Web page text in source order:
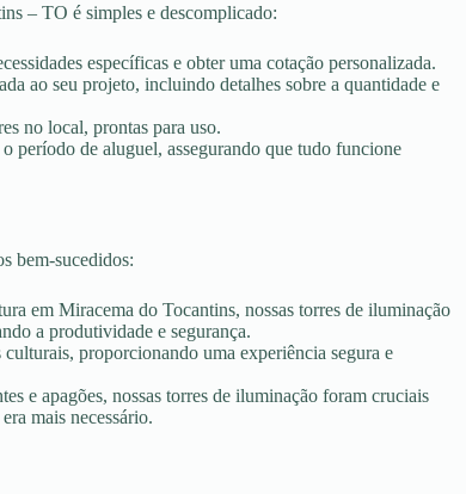
– TO é simples e descomplicado:
específicas e obter uma cotação personalizada.
ao seu projeto, incluindo detalhes sobre a quantidade e
no local, prontas para uso.
período de aluguel, assegurando que tudo funcione
bem-sucedidos:
em Miracema do Tocantins, nossas torres de iluminação
a produtividade e segurança.
proporcionando uma experiência segura e
e apagões, nossas torres de iluminação foram cruciais
mais necessário.